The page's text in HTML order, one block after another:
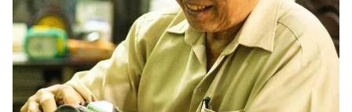
Sản phẩm khác
Tiện ích Bạn cần biết
Thông tin tòa soạn Liên hệ quảng cáo